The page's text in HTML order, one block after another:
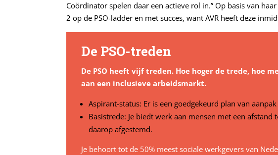
Coördinator spelen daar een actieve rol in.” Op basis van
2 op de PSO-ladder en met succes, want AVR heeft deze
De PSO-treden
De PSO heeft vijf treden. Hoe hoger de trede, hoe
aan een inclusieve arbeidsmarkt.
Aspirant-status: Er is een goedgekeurd plan van
Basistrede: Je biedt werk aan mensen met een
daarop afgestemd.
Je behoort tot de 50% meest sociale werkgevers van